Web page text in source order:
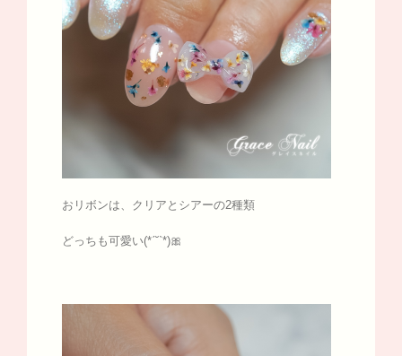
おリボンは、クリアとシアーの2種類
どっちも可愛い(*ˊ˘ˋ*)🎀